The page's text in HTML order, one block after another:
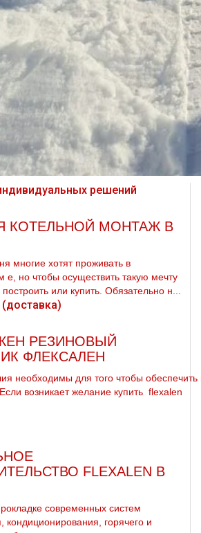
КОТЕЛЬНОЙ МОНТАЖ В
многие хотят проживать в
е, но чтобы осуществить такую мечту
или купить. Обязательно н...
РЕЗИНОВЫЙ
ФЛЕКСАЛЕН
необходимы для того чтобы
возникает желание купить flехalеn
FLEXALEN В
современных систем
кондиционирования, горячего и